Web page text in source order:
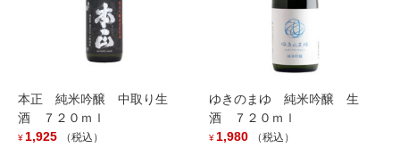
費者の目線に立った日本酒を追求する事を目標とし、2017年より5
年の期間、試験醸造を繰り返し改良を重ねてきました。
商品名は高千代酒造が、かつて一部の最高級酒に名付けていた
名称の由来は旧塩沢町にある「高龍神社」から拝命した貴重な名
前で、図案は「龍」で日本古来の技術「おりがみ」で表現してお
ります。
本正 純米吟醸 中取り生
酒 ７２０ｍｌ
¥1,925 （税込）
ゆきのまゆ 純米吟醸 生
酒 ７２０ｍｌ
¥1,980 （税込）